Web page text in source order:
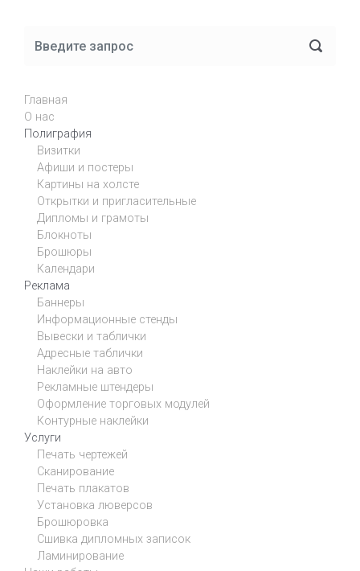
Главная
О нас
Полиграфия
Визитки
Афиши и постеры
Картины на холсте
Открытки и пригласительные
Дипломы и грамоты
Блокноты
Брошюры
Календари
Реклама
Баннеры
Информационные стенды
Вывески и таблички
Адресные таблички
Наклейки на авто
Рекламные штендеры
Оформление торговых модулей
Контурные наклейки
Услуги
Печать чертежей
Сканирование
Печать плакатов
Установка люверсов
Брошюровка
Сшивка дипломных записок
Ламинирование